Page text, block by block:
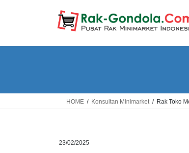
HOME Konsultan Minimarket Rak Toko
23/02/2025